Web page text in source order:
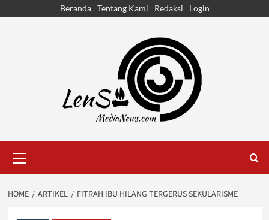
Beranda Tentang Kami Redaksi Login
Menu
HOME ARTIKEL FITRAH IBU HILANG TERGERUS SEKULARISME